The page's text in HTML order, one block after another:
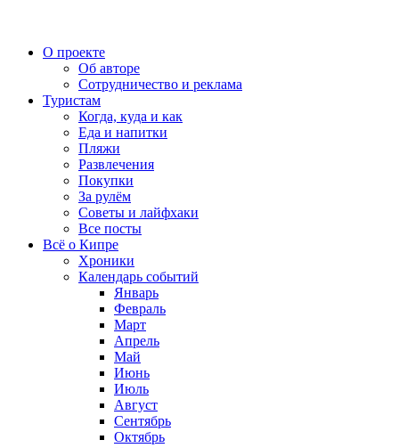
О проекте
Об авторе
Сотрудничество и реклама
Туристам
Когда, куда и как
Еда и напитки
Пляжи
Развлечения
Покупки
За рулём
Советы и лайфхаки
Все посты
Всё о Кипре
Хроники
Календарь событий
Январь
Февраль
Март
Апрель
Май
Июнь
Июль
Август
Сентябрь
Октябрь